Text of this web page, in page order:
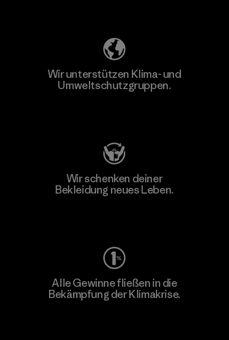
Wir unterstützen Klima- und
Umweltschutzgruppen.
Wir schenken deiner
Bekleidung neues Leben.
Alle Gewinne fließen in die
Bekämpfung der Klimakrise.